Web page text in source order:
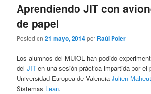
Aprendiendo JIT con
de papel
Posted on21 mayo, 2014por Raúl Poler
Los alumnos del MUIOL han podido
delJIT en una sesión práctica impartida por el
Universidad Europea de ValenciaJulien Maheut
Sistemas Lean.